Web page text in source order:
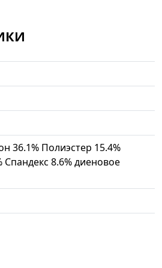
36.1% Полиэстер 15.4%
Спандекс 8.6% диеновое